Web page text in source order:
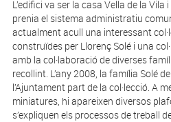
L’edifici va ser la casa Vella de la
prenia el sistema administratiu
actualment acull una interessant
construïdes per Llorenç Solé i una
amb la col·laboració de diverses
recollint. L’any 2008, la família Solé
l’Ajuntament part de la col·lecció. A
miniatures, hi apareixen diversos
s’expliquen els processos de treball